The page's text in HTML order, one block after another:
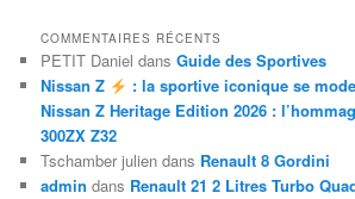
COMMENTAIRES RÉCENTS
PETIT Daniel dansGuide des Sportives
Nissan Z
: la sportive iconique se
Nissan Z Heritage Edition 2026 :
300ZX Z32
Tschamber julien dans Renault 8 Gordini
admin dans Renault 21 2 Litres Turbo